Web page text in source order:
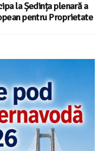
la Ședința plenară a
pentru Proprietate